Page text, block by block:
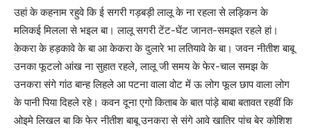
उहां के कहनाम रहुवे कि ई सगरी गड़बड़ी लालू के ना रहला से लड़िकन के
मलिकई मिलला से भइल बा। लालू सगरी टेंट-घेंट जानत-समझत रहले हां।
केकरा के हड़कावे के बा आ केकरा के दुलारे भा लतियावे के बा। जवन नीतीश बाबू
उनका फूटलो आंख ना सुहात रहले, लालू जी समय के फेर-चाल समझ के
उनकरा संगे गांठ बान्ह लिहले आ पटना वाला वोट में ऊ लोग फूल छाप वाला लोग
के पानी पिया दिहले रहे। कवन दूना एगो किताब के बात पांड़े बाबा बतावत रहवीं कि
ओइमे लिखल बा कि फेर नीतीश बाबू उनकरा से संगे आवे खातिर पांच बेर कोशिश